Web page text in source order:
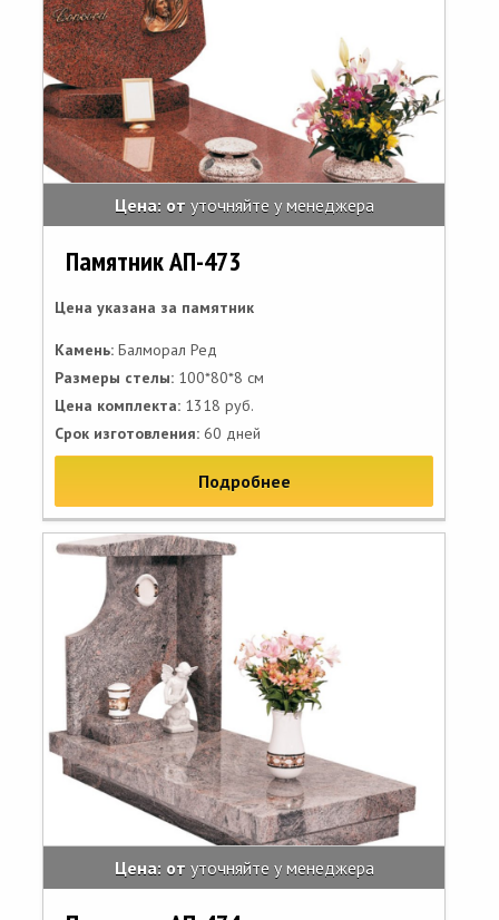
Цена: от уточняйте у менеджера
Памятник АП-473
Цена указана за памятник
Камень: Балморал Ред
Размеры стелы: 100*80*8 см
Цена комплекта: 1318 руб.
Срок изготовления: 60 дней
Подробнее
Цена: от уточняйте у менеджера